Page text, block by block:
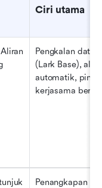
Ciri utama
Pengkalan data
(Lark Base),
automatik,
kerjasama
Penangkapan